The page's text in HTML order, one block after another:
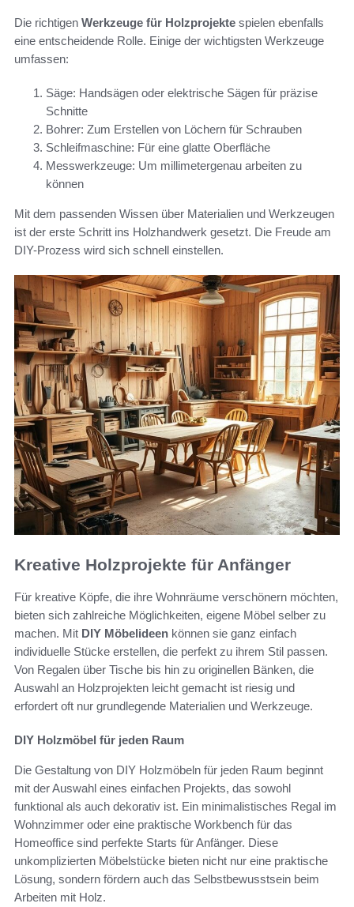
Die richtigen Werkzeuge für Holzprojekte spielen ebenfalls
eine entscheidende Rolle. Einige der wichtigsten Werkzeuge
umfassen:
Säge: Handsägen oder elektrische Sägen für präzise
Schnitte
Bohrer: Zum Erstellen von Löchern für Schrauben
Schleifmaschine: Für eine glatte Oberfläche
Messwerkzeuge: Um millimetergenau arbeiten zu
können
Mit dem passenden Wissen über Materialien und Werkzeugen
ist der erste Schritt ins Holzhandwerk gesetzt. Die Freude am
DIY-Prozess wird sich schnell einstellen.
Kreative Holzprojekte für Anfänger
Für kreative Köpfe, die ihre Wohnräume verschönern möchten,
bieten sich zahlreiche Möglichkeiten, eigene Möbel selber zu
machen. Mit DIY Möbelideen können sie ganz einfach
individuelle Stücke erstellen, die perfekt zu ihrem Stil passen.
Von Regalen über Tische bis hin zu originellen Bänken, die
Auswahl an Holzprojekten leicht gemacht ist riesig und
erfordert oft nur grundlegende Materialien und Werkzeuge.
DIY Holzmöbel für jeden Raum
Die Gestaltung von DIY Holzmöbeln für jeden Raum beginnt
mit der Auswahl eines einfachen Projekts, das sowohl
funktional als auch dekorativ ist. Ein minimalistisches Regal im
Wohnzimmer oder eine praktische Workbench für das
Homeoffice sind perfekte Starts für Anfänger. Diese
unkomplizierten Möbelstücke bieten nicht nur eine praktische
Lösung, sondern fördern auch das Selbstbewusstsein beim
Arbeiten mit Holz.